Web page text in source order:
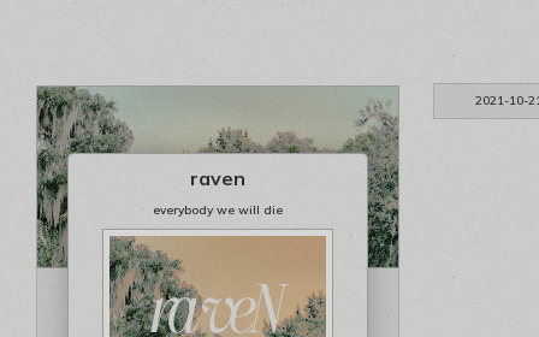
2021-10-
raven
everybody we will die